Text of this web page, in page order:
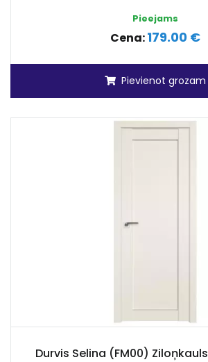
Pieejams
Cena:179.00 €
Pievienot grozam
Durvis Selina (FM00)